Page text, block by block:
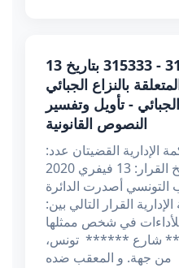
قرار تعقيبي عدد 315272 - 315333 بتاريخ 13
المتعلقة بالنزاع الجبائي
- تأويل وتفسير
النصوص القانونية
الإدارية القضيتان عدد:
315272 و 315333 تاريخ القرار: 13 فيفري 2020
التونسي أصدرت الدائرة
القرار التالي بين:
للأداءات في شخص ممثلها
شارع ****** تونس،
من جهة. و المعقب ضده